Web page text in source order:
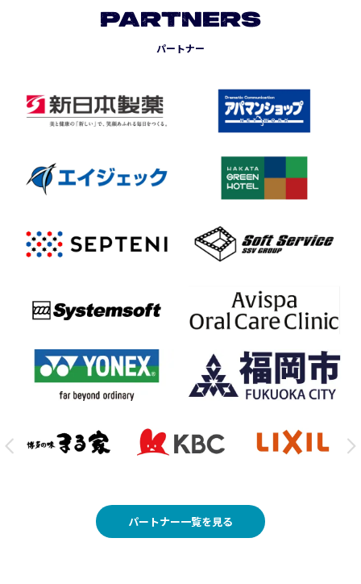
PARTNERS
パートナー
パートナー一覧を見る